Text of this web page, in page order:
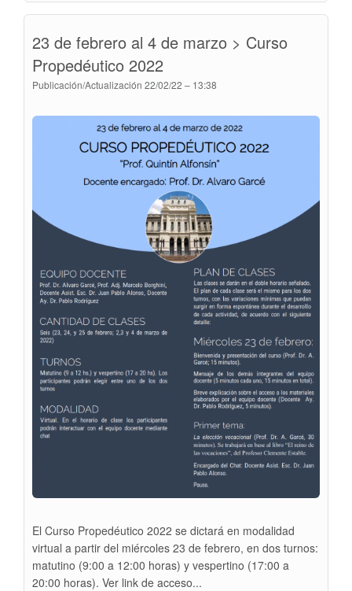
DE
INTEGRATIVAS
PERSONAL
PATRIMONIAL
23 de febrero al 4 de marzo > Curso
Propedéutico 2022
Publicación/Actualización 22/02/22 – 13:38
El Curso Propedéutico 2022 se dictará en modalidad
virtual a partir del miércoles 23 de febrero, en dos turnos:
matutino (9:00 a 12:00 horas) y vespertino (17:00 a
20:00 horas). Ver link de acceso...